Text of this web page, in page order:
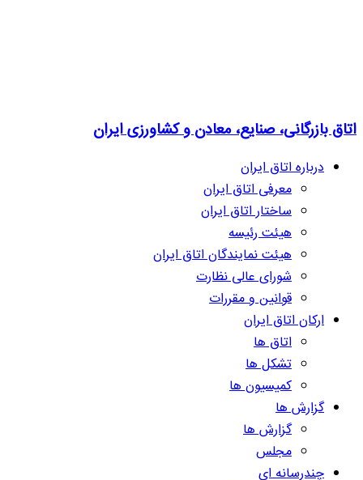
اتاق بازرگانی، صنایع، معادن و کشاورزی ایران
درباره اتاق ایران
معرفی اتاق ایران
ساختار اتاق ایران
هیئت رئیسه
هیئت نمایندگان اتاق ایران
شورای عالی نظارت
قوانین و مقررات
ارکان اتاق ایران
اتاق ها
تشکل ها
کمیسیون ها
گزارش ها
گزارش ها
مجلس
چندرسانه ای